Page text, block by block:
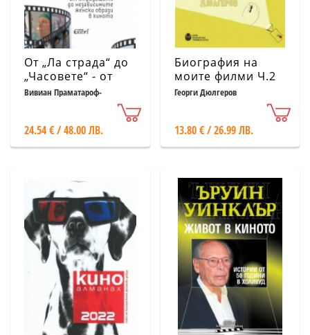
От „Ла страда“ до
„Часовете“ - от
страдащите до
женски образи в
киното
Вивиан Праматароф-
24.54 € / 48.00 ЛВ.
Биография на
моите филми Ч.2
Георги Дюлгеров
13.80 € / 26.99 ЛВ.